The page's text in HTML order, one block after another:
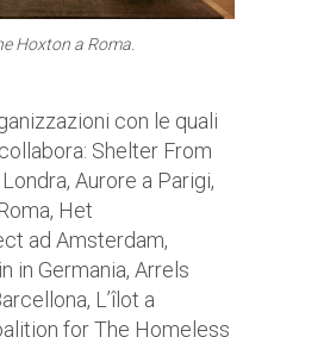
Hoxton a Roma.
con le quali
Shelter From
Aurore a Parigi,
Het
ad Amsterdam,
in Germania, Arrels
L’îlot a
for The Homeless